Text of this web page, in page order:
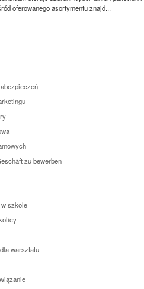
oferowanego asortymentu znajd...
zu bewerben
szkole
warsztatu